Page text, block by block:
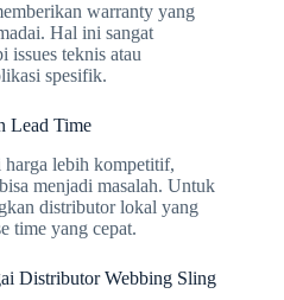
warranty yang
Hal ini sangat
issues teknis atau
spesifik.
Lead Time
lebih kompetitif,
menjadi masalah. Untuk
distributor lokal yang
time yang cepat.
Distributor Webbing Sling